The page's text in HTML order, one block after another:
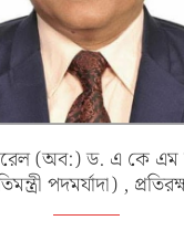
(অব:) ড. এ কে এম
পদমর্যাদা) ,